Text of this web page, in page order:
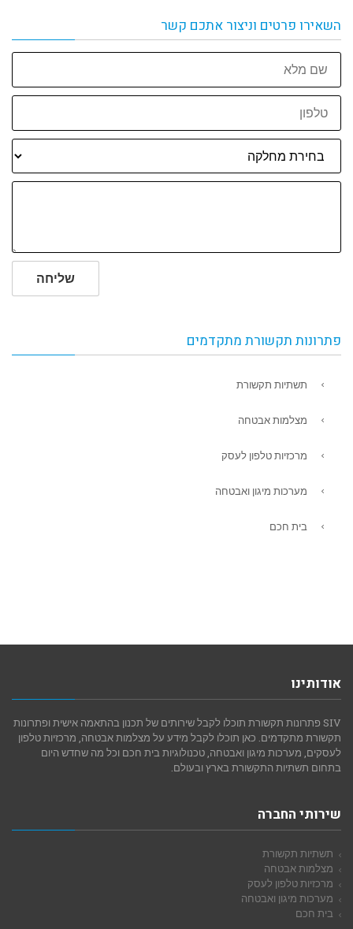
השאירו פרטים וניצור אתכם קשר
שם
מלא
טלפון
שליחה
פתרונות תקשורת מתקדמים
תשתיות תקשורת
מצלמות אבטחה
מרכזיות טלפון לעסק
מערכות מיגון ואבטחה
בית חכם
אודותינו
SIV פתרונות תקשורת תוכלו לקבל שירותים של תכנון בהתאמה אישית ופתרונות
תקשורת מתקדמים. כאן תוכלו לקבל מידע על מצלמות אבטחה, מרכזיות טלפון
לעסקים, מערכות מיגון ואבטחה, טכנולוגיות בית חכם וכל מה שחדש היום
בתחום תשתיות התקשורת בארץ ובעולם.
שירותי החברה
תשתיות תקשורת
מצלמות אבטחה
מרכזיות טלפון לעסק
מערכות מיגון ואבטחה
בית חכם